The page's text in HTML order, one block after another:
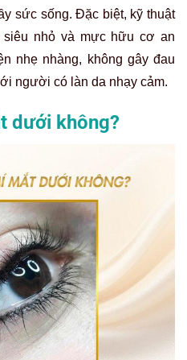
sức sống. Đặc biệt, kỹ thuật
nhỏ và mực hữu cơ an
nhẹ nhàng, không gây đau
người có làn da nhạy cảm.
dưới không?